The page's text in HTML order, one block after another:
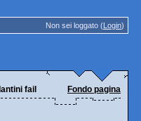
Non sei loggato (Login)
fail Fondo pagina